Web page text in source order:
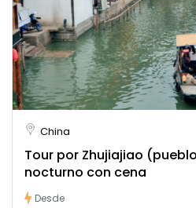
China
Tour por Zhujiajiao
nocturno con cena
Desde